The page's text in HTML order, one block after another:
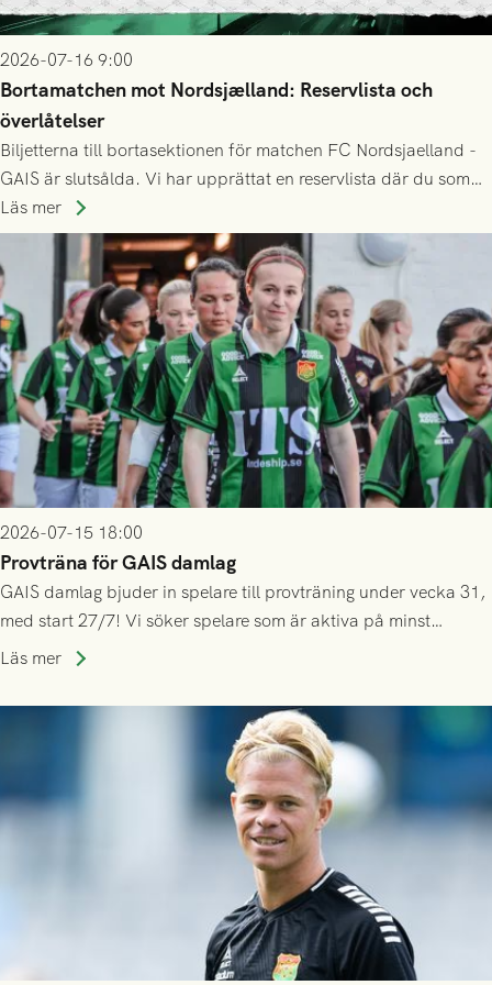
2026-07-16 9:00
Bortamatchen mot Nordsjælland: Reservlista och
överlåtelser
Biljetterna till bortasektionen för matchen FC Nordsjaelland -
GAIS är slutsålda. Vi har upprättat en reservlista där du som
ännu inte har någon biljett kan anmäla ditt intresse. Du kan
inte själv överlåta din biljett till någon annan.
Läs mer
2026-07-15 18:00
Provträna för GAIS damlag
GAIS damlag bjuder in spelare till provträning under vecka 31,
med start 27/7! Vi söker spelare som är aktiva på minst
division 3-nivå.
Läs mer